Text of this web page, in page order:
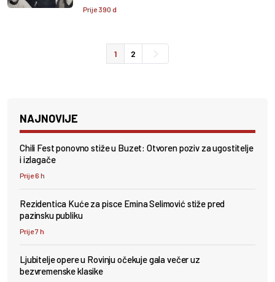
Prije 390 d
1 2
NAJNOVIJE
Chili Fest ponovno stiže u Buzet: Otvoren poziv za ugostitelje
i izlagače
Prije 6 h
Rezidentica Kuće za pisce Emina Selimović stiže pred
pazinsku publiku
Prije 7 h
Ljubitelje opere u Rovinju očekuje gala večer uz
bezvremenske klasike